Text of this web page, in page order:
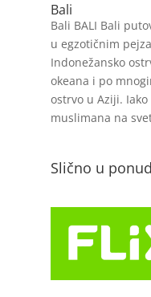
Bali
Bali BALI Bali
u egzotičnim
Indonežansko
okeana i po
ostrvo u Aziji.
muslimana na
Slično u